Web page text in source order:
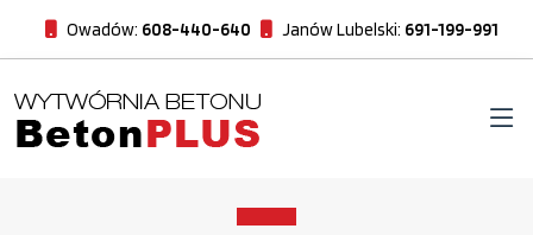
Owadów: 608-440-640 Janów Lubelski: 691-199-991